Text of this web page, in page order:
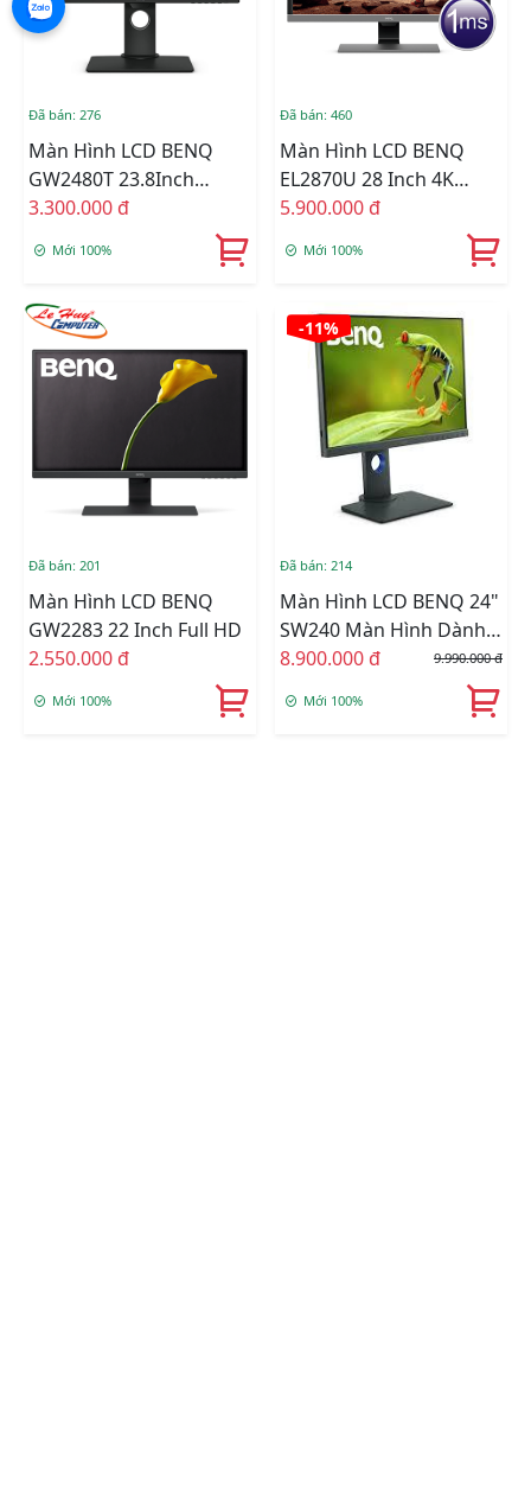
Đã bán: 276
Màn Hình LCD BENQ
GW2480T 23.8Inch
FullHD 60Hz 5ms IPS Loa
3.300.000 đ
Mới 100%
Đã bán: 460
Màn Hình LCD BENQ
EL2870U 28 Inch 4K
(3840 X 2160) 1ms 60Hz
5.900.000 đ
Mới 100%
Đã bán: 201
Màn Hình LCD BENQ
GW2283 22 Inch Full HD
2.550.000 đ
Mới 100%
-11%
Đã bán: 214
Màn Hình LCD BENQ 24"
SW240 Màn Hình Dành
Cho Nhiếp Ảnh Gia
8.900.000 đ 9.990.000 đ
Mới 100%